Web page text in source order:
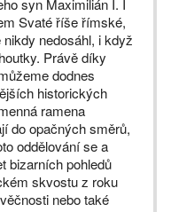
syn Maximilián I. I
Svaté říše římské,
nedosáhl, i když
Právě díky
dodnes
historických
ramena
do opačných směrů,
oddělování se a
bizarních pohledů
skvostu z roku
nebo také